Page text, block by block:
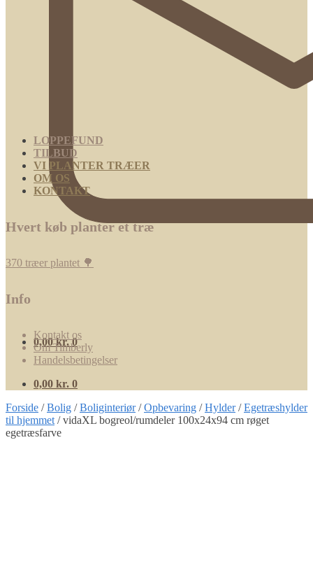
0,00kr. 0
LOPPEFUND
TILBUD
VI PLANTER TRÆER
OM OS
KONTAKT
Hvert køb planter et træ
370 træer plantet 🌳
Info
Kontakt os
Om Timberly
Handelsbetingelser
0,00 kr. 0
Forside /Bolig /Boliginteriør/Opbevaring /Hylder/Egetræshylder
til hjemmet /vidaXL bogreol/rumdeler 100x24x94 cm røget
egetræsfarve